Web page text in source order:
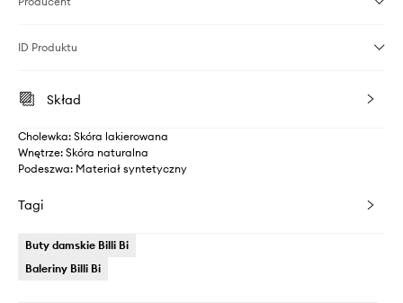
ID Produktu
Skład
Cholewka: Skóra lakierowana
Wnętrze: Skóra naturalna
Podeszwa: Materiał syntetyczny
Tagi
Buty damskie Billi Bi
Baleriny Billi Bi